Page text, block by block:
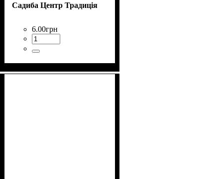
Садиба Центр Традиція
6.00грн